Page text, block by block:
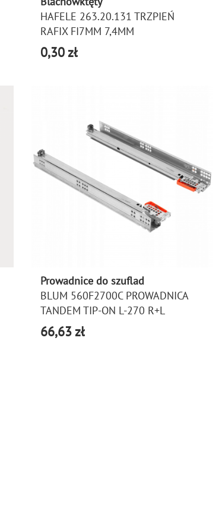
HAFELE 263.20.131 TRZPIEŃ
RAFIX FI7MM 7,4MM
0,30 zł
Prowadnice do szuflad
BLUM 560F2700C PROWADNICA
TANDEM TIP-ON L-270 R+L
66,63 zł